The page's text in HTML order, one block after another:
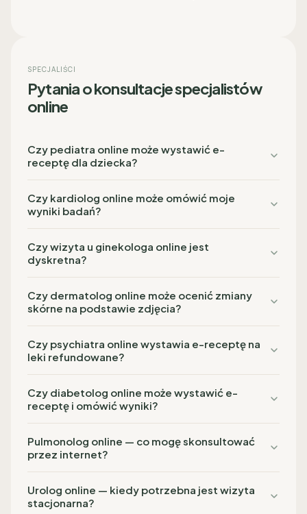
SPECJALIŚCI
Pytania o konsultacje specjalistów
online
Czy pediatra online może wystawić e-
receptę dla dziecka?
Czy kardiolog online może omówić moje
wyniki badań?
Czy wizyta u ginekologa online jest
dyskretna?
Czy dermatolog online może ocenić zmiany
skórne na podstawie zdjęcia?
Czy psychiatra online wystawia e-receptę na
leki refundowane?
Czy diabetolog online może wystawić e-
receptę i omówić wyniki?
Pulmonolog online — co mogę skonsultować
przez internet?
Urolog online — kiedy potrzebna jest wizyta
stacjonarna?